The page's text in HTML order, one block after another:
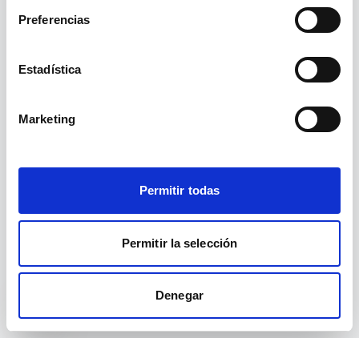
Preferencias
Estadística
Marketing
Permitir todas
Permitir la selección
Denegar